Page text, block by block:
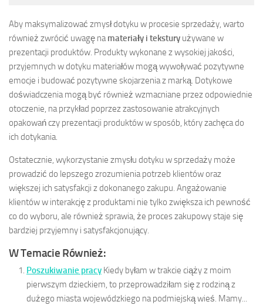
Aby maksymalizować zmysł dotyku w procesie sprzedaży, warto
również zwrócić uwagę namateriały i tekstury używane w
prezentacji produktów. Produkty wykonane z wysokiej jakości,
przyjemnych w dotyku materiałów mogą wywoływać pozytywne
emocje i budować pozytywne skojarzenia z marką. Dotykowe
doświadczenia mogą być również wzmacniane przez odpowiednie
otoczenie, na przykład poprzez zastosowanie atrakcyjnych
opakowań czy prezentacji produktów w sposób, który zachęca do
ich dotykania.
Ostatecznie, wykorzystanie zmysłu dotyku w sprzedaży może
prowadzić do lepszego zrozumienia potrzeb klientów oraz
większej ich satysfakcji z dokonanego zakupu. Angażowanie
klientów w interakcję z produktami nie tylko zwiększa ich pewność
co do wyboru, ale również sprawia, że proces zakupowy staje się
bardziej przyjemny i satysfakcjonujący.
W Temacie Również:
Poszukiwanie pracy Kiedy byłam w trakcie ciąży z moim
pierwszym dzieckiem, to przeprowadziłam się z rodziną z
dużego miasta wojewódzkiego na podmiejską wieś. Mamy...